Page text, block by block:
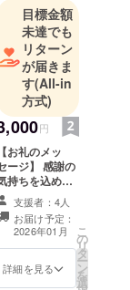
目標金額
未達でも
リターン
が届きま
す(All-in
方式)
円
【お礼のメッ
ージ】 感謝の
持ちを込め
て、お礼のメッ
ージをお送り
ます。
支援者：4人
お届け予定：
2026年01月
詳細を見る
こ
の
リ
タ
ー
ン
を
選